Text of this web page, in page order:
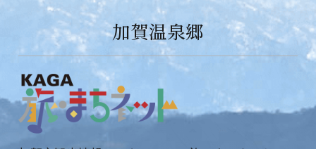
加賀温泉郷